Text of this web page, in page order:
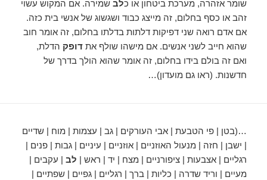
שומר אזהרה, מערכת ביטחון או כלב שמירה. אם המקוש עשוי
זהב או כסף בחלום, זה מייצג כבוד ושגשוג של אנשי בית כזה.
אם אדם רואה שני דפיקות דלתות בדלתו בחלום, זה אומר חוב
שהוא חייב לשני אנשים. אם מישהו שולף אתדופק הדלת,
ואם זה בולם בידו בחלום, זה אומר שהוא הולך בדרך של
חדשנות. (ראו גם מועדון)…
…(בטן | פי הטבעת | אבי העורקים | גב | עצמות | מוח | שדיים
| ישבן | חזה | מנעול האוזניים | אוזניים | עיניים | גבות | פנים |
רגליים | אצבעות | ציפורניים | מצח | יד | ראש | לב | עקבים |
מעיים | וריד שדרה | כליות | ברך | רגליים | גפיים | שפתיים |